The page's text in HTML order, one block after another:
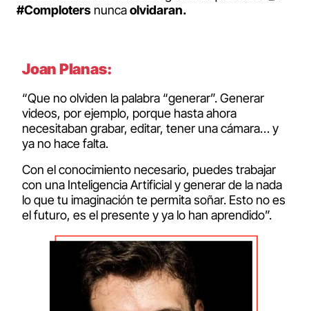
#Comploters nuncaolvidaran.
Joan Planas:
“Que no olviden la palabra “generar”. Generar
videos, por ejemplo, porque hasta ahora
necesitaban grabar, editar, tener una cámara… y
ya no hace falta.
Con el conocimiento necesario, puedes trabajar
con una Inteligencia Artificial y generar de la nada
lo que tu imaginación te permita soñar. Esto no es
el futuro, es el presente y ya lo han aprendido”.